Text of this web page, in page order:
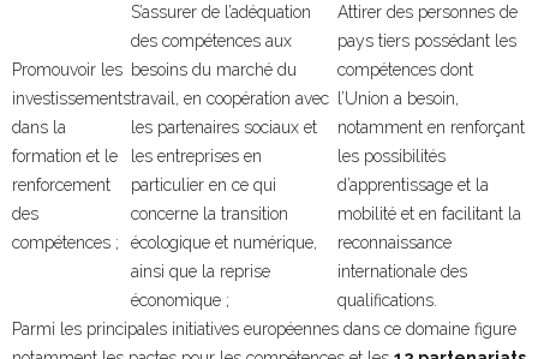
Promouvoir les
investissements
dans la
formation et le
renforcement
des
compétences ;
S’assurer de l’adéquation
des compétences aux
besoins du marché du
travail, en coopération avec
les partenaires sociaux et
les entreprises en
particulier en ce qui
concerne la transition
écologique et numérique,
ainsi que la reprise
économique ;
Attirer des personnes de
pays tiers possédant les
compétences dont
l’Union a besoin,
notamment en renforçant
les possibilités
d’apprentissage et la
mobilité et en facilitant la
reconnaissance
internationale des
qualifications.
Parmi les principales initiatives européennes dans ce domaine figure